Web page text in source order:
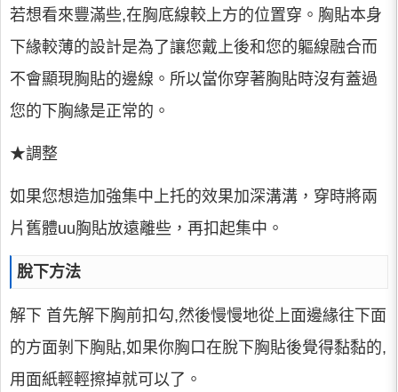
若想看來豐滿些,在胸底線較上方的位置穿。胸貼本身
下緣較薄的設計是為了讓您戴上後和您的軀線融合而
不會顯現胸貼的邊線。所以當你穿著胸貼時沒有蓋過
您的下胸緣是正常的。
★調整
如果您想造加強集中上托的效果加深溝溝，穿時將兩
片舊體uu胸貼放遠離些，再扣起集中。
脫下方法
解下 首先解下胸前扣勾,然後慢慢地從上面邊緣往下面
的方面剝下胸貼,如果你胸口在脫下胸貼後覺得黏黏的,
用面紙輕輕擦掉就可以了。